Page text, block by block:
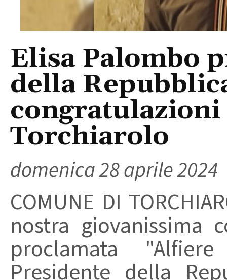
Elisa Palombo
della
Torchiarolo
domenica 28 aprile 2024
COMUNE DI
nostra giovanissima
proclamata
Presidente della